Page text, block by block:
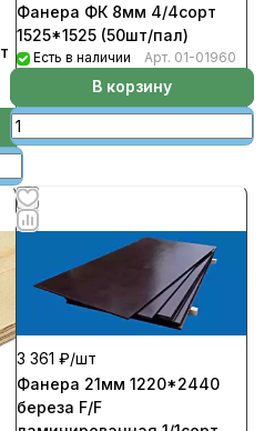
Фанера ФК 8мм 4/4сорт
1525*1525 (50шт/пал)
Есть в наличии Арт. 01-01960
В корзину
3 361 ₽/шт
Фанера 21мм 1220*2440
береза F/F